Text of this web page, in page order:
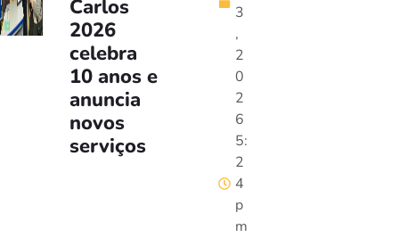
Carlos
2026
celebra
10 anos e
anuncia
novos
serviços
3
,
2
0
2
6
5:
2
4
p
m